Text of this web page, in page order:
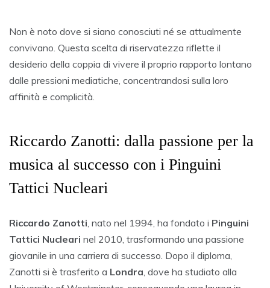
Non è noto dove si siano conosciuti né se attualmente
convivano. Questa scelta di riservatezza riflette il
desiderio della coppia di vivere il proprio rapporto lontano
dalle pressioni mediatiche, concentrandosi sulla loro
affinità e complicità.
Riccardo Zanotti: dalla passione per la
musica al successo con i Pinguini
Tattici Nucleari
Riccardo Zanotti , nato nel 1994, ha fondato i Pinguini
Tattici Nucleari nel 2010, trasformando una passione
giovanile in una carriera di successo. Dopo il diploma,
Zanotti si è trasferito a Londra , dove ha studiato alla